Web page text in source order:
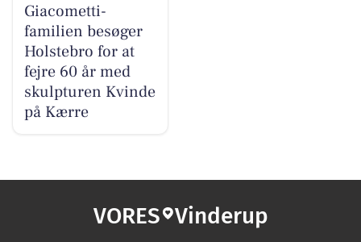
Giacometti-
familien besøger
Holstebro for at
fejre 60 år med
skulpturen Kvinde
på Kærre
VORES Vinderup